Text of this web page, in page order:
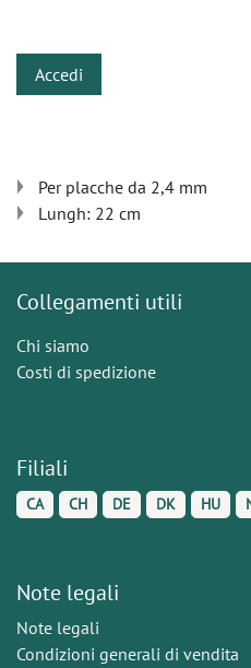
Accedi
Per placche da 2,4 mm
Lungh: 22 cm
Collegamenti utili
Chi siamo
Costi di spedizione
Filiali
CA CH DE DK HU
Note legali
Note legali
Condizioni generali di vendita